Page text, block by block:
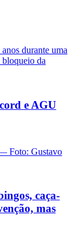
e AGU
caça-
mas